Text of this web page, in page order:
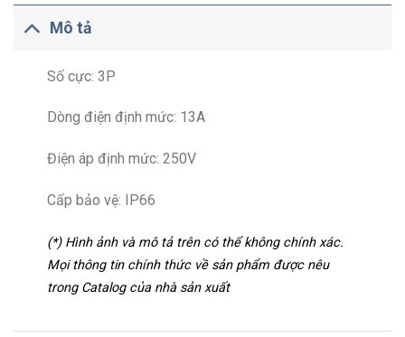
Mô tả
Số cực: 3P
Dòng điện định mức: 13A
Điện áp định mức: 250V
Cấp bảo vệ: IP66
(*) Hình ảnh và mô tả trên có thể không chính xác.
Mọi thông tin chính thức về sản phẩm được nêu
trong Catalog của nhà sản xuất